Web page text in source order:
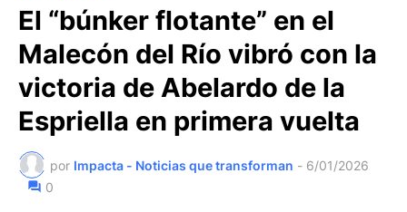
El “búnker flotante” en el
Malecón del Río vibró con la
victoria de Abelardo de la
Espriella en primera vuelta
por Impacta - Noticias que transforman - 6/01/2026
0